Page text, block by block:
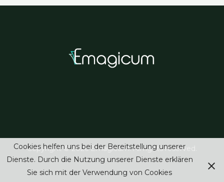
Copyright © 2026 Emagicum. All rights reserved.
Cookies helfen uns bei der Bereitstellung unserer
Dienste. Durch die Nutzung unserer Dienste erklären
Sie sich mit der Verwendung von Cookies